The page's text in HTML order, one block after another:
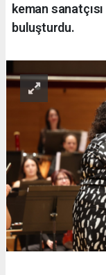
keman
buluşturdu.